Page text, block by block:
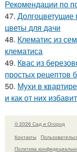
Рекомендации по
47. Долгоцветущие
цветы для дачи
48. Клематис из
клематиса
49. Квас из
простых рецептов
50. Мухи в
и как от них
© 2026 Сад и Огород
Контакты
Политика